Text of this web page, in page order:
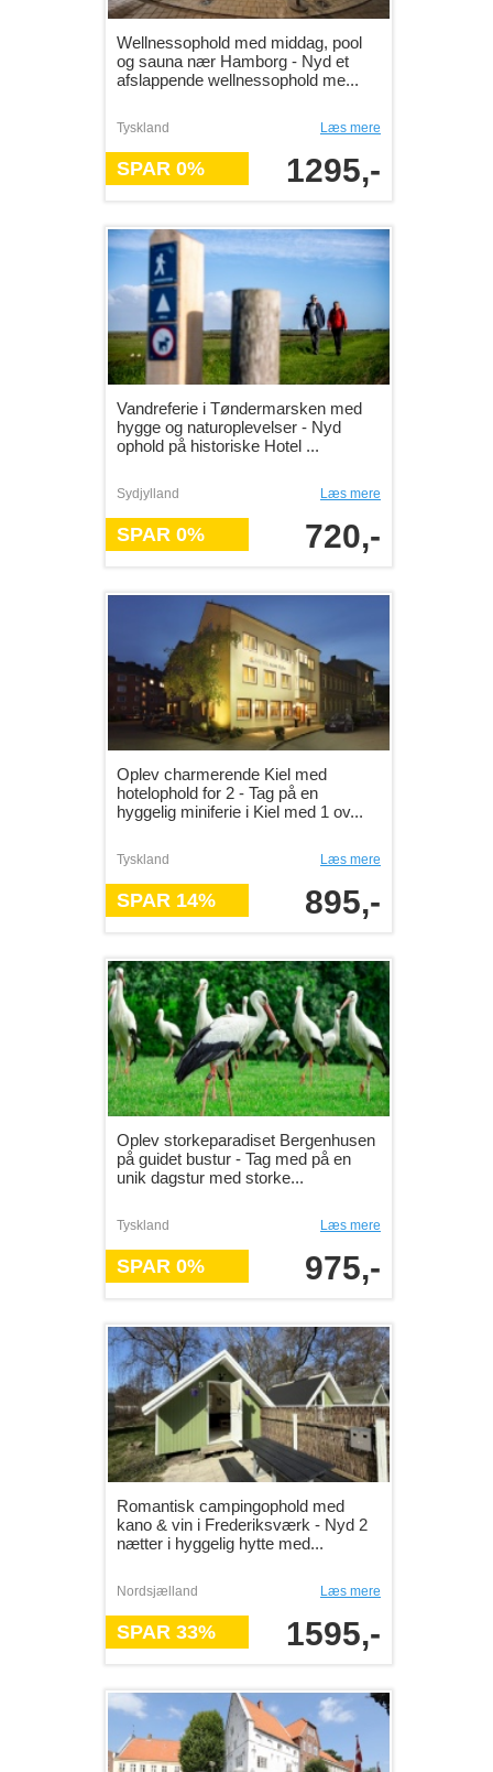
Wellnessophold med middag, pool
og sauna nær Hamborg - Nyd et
afslappende wellnessophold me...
Tyskland Læs mere
SPAR 0% 1295,-
Vandreferie i Tøndermarsken med
hygge og naturoplevelser - Nyd
ophold på historiske Hotel ...
Sydjylland Læs mere
SPAR 0% 720,-
Oplev charmerende Kiel med
hotelophold for 2 - Tag på en
hyggelig miniferie i Kiel med 1 ov...
Tyskland Læs mere
SPAR 14% 895,-
Oplev storkeparadiset Bergenhusen
på guidet bustur - Tag med på en
unik dagstur med storke...
Tyskland Læs mere
SPAR 0% 975,-
Romantisk campingophold med
kano & vin i Frederiksværk - Nyd 2
nætter i hyggelig hytte med...
Nordsjælland Læs mere
SPAR 33% 1595,-